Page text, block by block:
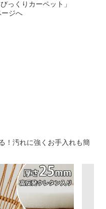
っくりカーペット」
！汚れに強くお手入れも簡